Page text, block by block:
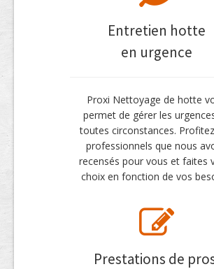
Entretien hotte
en urgence
Proxi Nettoyage de hotte
permet de gérer les
toutes circonstances.
professionnels que nous
recensés pour vous et faites
choix en fonction de vos
Prestations de